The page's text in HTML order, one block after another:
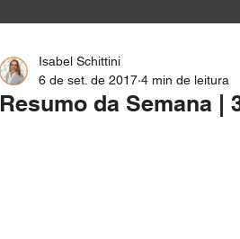
Resumo da Semana |
Isabel Schittini
6 de set. de 2017 4 min de leitura